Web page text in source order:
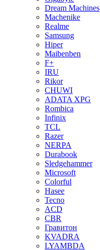
Dream Machines
Machenike
Realme
Samsung
Hiper
Maibenben
F+
IRU
Rikor
CHUWI
ADATA XPG
Rombica
Infinix
TCL
Razer
NERPA
Durabook
Sledgehammer
Microsoft
Colorful
Hasee
Tecno
ACD
CBR
Гравитон
KVADRA
LYAMBDA